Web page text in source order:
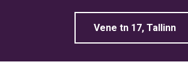
Vene tn 17, Tallinn